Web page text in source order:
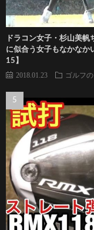
ドラコン女子・杉山美
に似合う女子もなかなか
15】
2018.01.23 ゴルフ